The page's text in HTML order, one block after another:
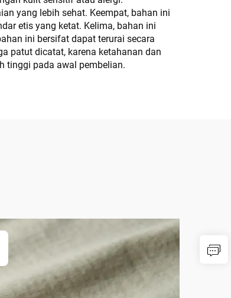
yang lebih sehat. Keempat, bahan ini
etis yang ketat. Kelima, bahan ini
ini bersifat dapat terurai secara
patut dicatat, karena ketahanan dan
tinggi pada awal pembelian.